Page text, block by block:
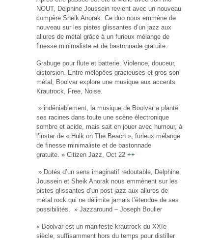
NOUT, Delphine Joussein revient avec un nouveau
compère Sheik Anorak. Ce duo nous emmène de
nouveau sur les pistes glissantes d’un jazz aux
allures de métal grâce à un furieux mélange de
finesse minimaliste et de bastonnade gratuite.
Grabuge pour flute et batterie. Violence, douceur,
distorsion. Entre mélopées gracieuses et gros son
métal, Boolvar explore une musique aux accents
Krautrock, Free, Noise.
» indéniablement, la musique de Boolvar a planté
ses racines dans toute une scène électronique
sombre et acide, mais sait en jouer avec humour, à
l’instar de « Hulk on The Beach », furieux mélange
de finesse minimaliste et de bastonnade
gratuite. » Citizen Jazz, Oct 22 ++
» Dotés d’un sens imaginatif redoutable, Delphine
Joussein et Sheik Anorak nous emmènent sur les
pistes glissantes d’un post jazz aux allures de
métal rock qui ne délimite jamais l’étendue de ses
possibilités. » Jazzaround – Joseph Boulier
« Boolvar est un manifeste krautrock du XXIe
siècle, suffisamment hors du temps pour distiller